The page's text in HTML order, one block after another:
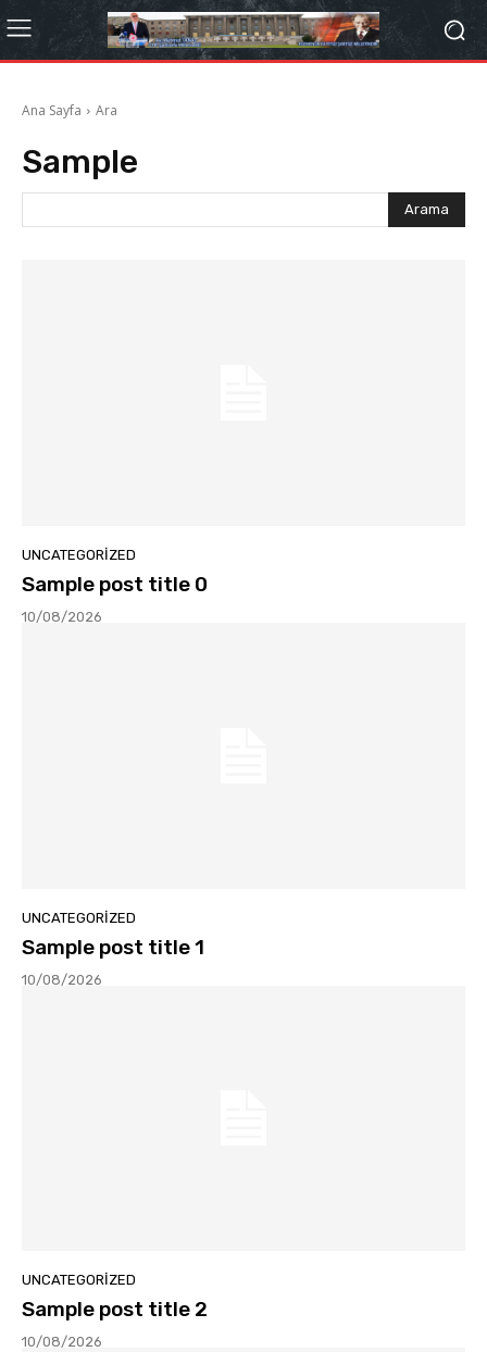
Ana Sayfa Ara
Sample
Arama
UNCATEGORIZED
Sample post title 0
10/08/2026
UNCATEGORIZED
Sample post title 1
10/08/2026
UNCATEGORIZED
Sample post title 2
10/08/2026